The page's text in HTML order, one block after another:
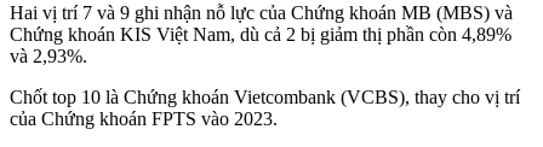
Hai vị trí 7 và 9 ghi nhận nỗ lực của Chứng khoán MB (MBS) và
Chứng khoán KIS Việt Nam, dù cả 2 bị giảm thị phần còn 4,89%
và 2,93%.
Chốt top 10 là Chứng khoán Vietcombank (VCBS), thay cho vị trí
của Chứng khoán FPTS vào 2023.